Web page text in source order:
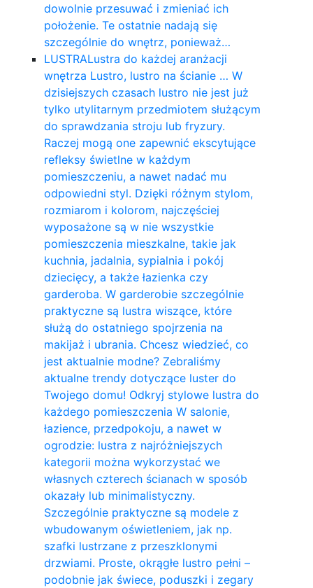
dowolnie przesuwać i zmieniać ich
położenie. Te ostatnie nadają się
szczególnie do wnętrz, ponieważ…
LUSTRALustra do każdej aranżacji
wnętrza Lustro, lustro na ścianie … W
dzisiejszych czasach lustro nie jest już
tylko utylitarnym przedmiotem służącym
do sprawdzania stroju lub fryzury.
Raczej mogą one zapewnić ekscytujące
refleksy świetlne w każdym
pomieszczeniu, a nawet nadać mu
odpowiedni styl. Dzięki różnym stylom,
rozmiarom i kolorom, najczęściej
wyposażone są w nie wszystkie
pomieszczenia mieszkalne, takie jak
kuchnia, jadalnia, sypialnia i pokój
dziecięcy, a także łazienka czy
garderoba. W garderobie szczególnie
praktyczne są lustra wiszące, które
służą do ostatniego spojrzenia na
makijaż i ubrania. Chcesz wiedzieć, co
jest aktualnie modne? Zebraliśmy
aktualne trendy dotyczące luster do
Twojego domu! Odkryj stylowe lustra do
każdego pomieszczenia W salonie,
łazience, przedpokoju, a nawet w
ogrodzie: lustra z najróżniejszych
kategorii można wykorzystać we
własnych czterech ścianach w sposób
okazały lub minimalistyczny.
Szczególnie praktyczne są modele z
wbudowanym oświetleniem, jak np.
szafki lustrzane z przeszklonymi
drzwiami. Proste, okrągłe lustro pełni –
podobnie jak świece, poduszki i zegary